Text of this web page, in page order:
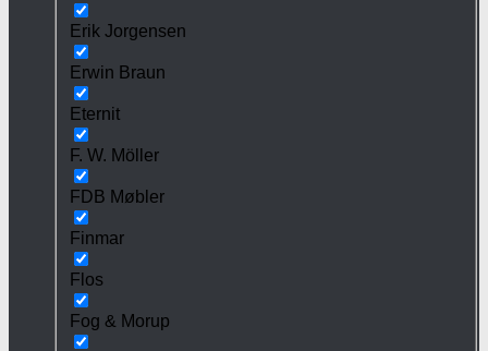
Erik Jorgensen
Erwin Braun
Eternit
F. W. Möller
FDB Møbler
Finmar
Flos
Fog & Morup